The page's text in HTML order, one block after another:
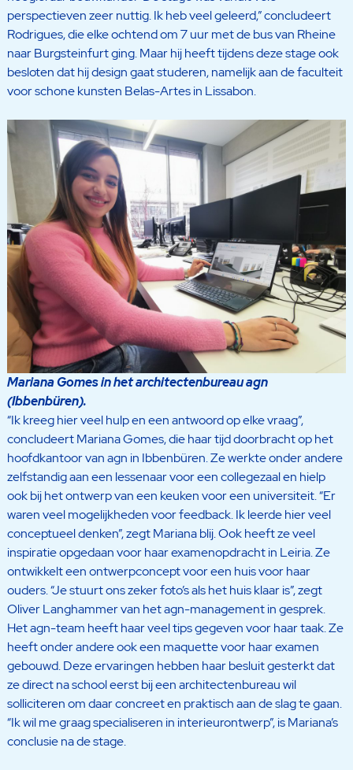
perspectieven zeer nuttig. Ik heb veel geleerd,” concludeert
Rodrigues, die elke ochtend om 7 uur met de bus van Rheine
naar Burgsteinfurt ging. Maar hij heeft tijdens deze stage ook
besloten dat hij design gaat studeren, namelijk aan de faculteit
voor schone kunsten Belas-Artes in Lissabon.
Mariana Gomes in het architectenbureau agn
(Ibbenbüren).
“Ik kreeg hier veel hulp en een antwoord op elke vraag”,
concludeert Mariana Gomes, die haar tijd doorbracht op het
hoofdkantoor van agn in Ibbenbüren. Ze werkte onder andere
zelfstandig aan een lessenaar voor een collegezaal en hielp
ook bij het ontwerp van een keuken voor een universiteit. “Er
waren veel mogelijkheden voor feedback. Ik leerde hier veel
conceptueel denken”, zegt Mariana blij. Ook heeft ze veel
inspiratie opgedaan voor haar examenopdracht in Leiria. Ze
ontwikkelt een ontwerpconcept voor een huis voor haar
ouders. “Je stuurt ons zeker foto’s als het huis klaar is”, zegt
Oliver Langhammer van het agn-management in gesprek.
Het agn-team heeft haar veel tips gegeven voor haar taak. Ze
heeft onder andere ook een maquette voor haar examen
gebouwd. Deze ervaringen hebben haar besluit gesterkt dat
ze direct na school eerst bij een architectenbureau wil
solliciteren om daar concreet en praktisch aan de slag te gaan.
“Ik wil me graag specialiseren in interieurontwerp”, is Mariana’s
conclusie na de stage.